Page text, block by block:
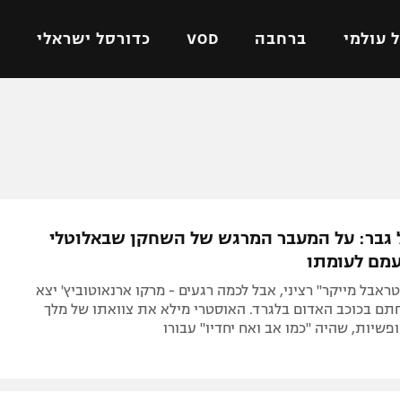
עולמי ברחבה VOD כדורסל ישראלי
ליגה איטלקית
ליגה צרפתית
הפועל ירושלים
גבר: על המעבר המרגש של השחקן שבאלוטלי
לעומתו
מייקר" רציני, אבל לכמה רגעים - מרקו ארנאוטוביץ' יצא
בכוכב האדום בלגרד. האוסטרי מילא את צוואתו של מלך
שהיה "כמו אב ואח יחדיו" עבורו